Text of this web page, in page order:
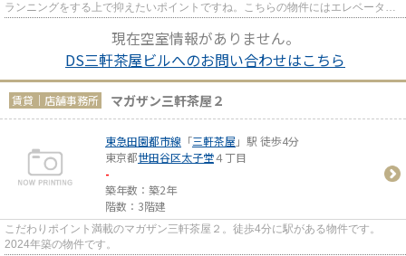
ランニングをする上で抑えたいポイントですね。こちらの物件にはエレベーター
現在空室情報がありません。
DS三軒茶屋ビルへのお問い合わせはこちら
賃貸｜店舗事務所 マガザン三軒茶屋２
東急田園都市線 「三軒茶屋 」駅 徒歩4分
東京都世田谷区太子堂４丁目
-
築年数：築2年
階数：3階建
こだわりポイント満載のマガザン三軒茶屋２。徒歩4分に駅がある物件です。
2024年築の物件です。